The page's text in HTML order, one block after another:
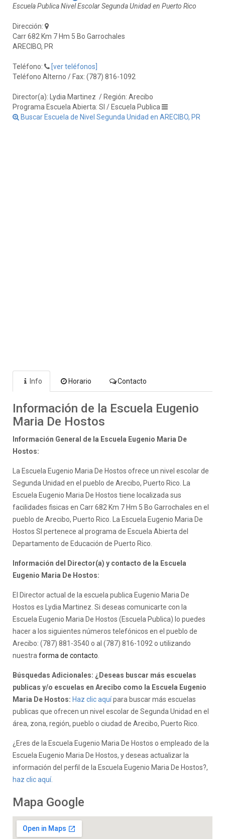
Escuela Publica Nivel Escolar Segunda Unidad en Puerto Rico
Dirección:
Carr 682 Km 7 Hm 5 Bo Garrochales
ARECIBO, PR
Teléfono:
[ver teléfonos]
Teléfono Alterno / Fax: (787) 816-1092
Director(a): Lydia Martinez / Región: Arecibo
Programa Escuela Abierta: SI / Escuela Publica
Buscar Escuela de Nivel Segunda Unidad en ARECIBO, PR
Info Horario Contacto
Información de la Escuela Eugenio
Maria De Hostos
Información General de la Escuela Eugenio Maria De
Hostos:
La Escuela Eugenio Maria De Hostos ofrece un nivel escolar de
Segunda Unidad en el pueblo de Arecibo, Puerto Rico. La
Escuela Eugenio Maria De Hostos tiene localizada sus
facilidades fisicas en Carr 682 Km 7 Hm 5 Bo Garrochales en el
pueblo de Arecibo, Puerto Rico. La Escuela Eugenio Maria De
Hostos SI pertenece al programa de Escuela Abierta del
Departamento de Educación de Puerto Rico.
Información del Director(a) y contacto de la Escuela
Eugenio Maria De Hostos:
El Director actual de la escuela publica Eugenio Maria De
Hostos es Lydia Martinez. Si deseas comunicarte con la
Escuela Eugenio Maria De Hostos (Escuela Publica) lo puedes
hacer a los siguientes números telefónicos en el pueblo de
Arecibo: (787) 881-3540 o al (787) 816-1092 o utilizando
nuestra forma de contacto
Búsquedas Adicionales: ¿Deseas buscar más escuelas
publicas y/o escuelas en Arecibo como la Escuela Eugenio
Maria De Hostos: Haz clic aquípara buscar más escuelas
publicas que ofrecen un nivel escolar de Segunda Unidad en el
área, zona, región, pueblo o ciudad de Arecibo, Puerto Rico.
¿Eres de la Escuela Eugenio Maria De Hostos o empleado de la
Escuela Eugenio Maria De Hostos, y deseas actualizar la
información del perfil de la Escuela Eugenio Maria De Hostos?,
haz clic aquí.
Mapa Google